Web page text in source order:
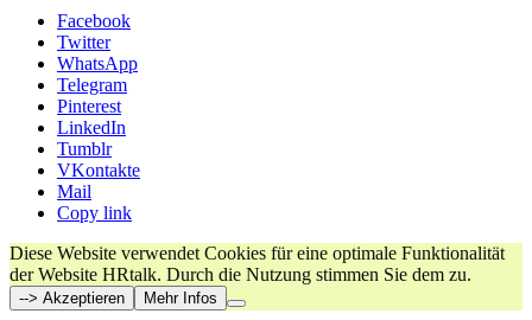
Facebook
Twitter
WhatsApp
Telegram
Pinterest
LinkedIn
Tumblr
VKontakte
Mail
Copy link
Diese Website verwendet Cookies für eine optimale Funktionalität
der Website HRtalk. Durch die Nutzung stimmen Sie dem zu.
--> Akzeptieren Mehr Infos